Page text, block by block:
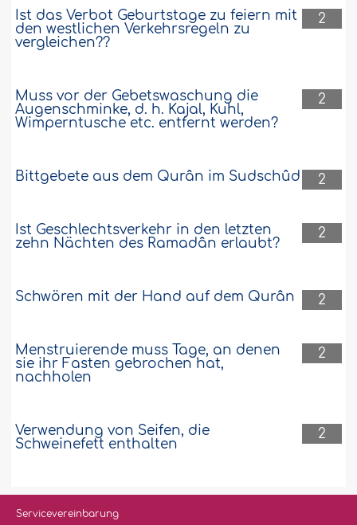
2
Ist das Verbot Geburtstage zu feiern mit
den westlichen Verkehrsregeln zu
vergleichen??
2
Muss vor der Gebetswaschung die
Augenschminke, d. h. Kajal, Kuhl,
Wimperntusche etc. entfernt werden?
2
Bittgebete aus dem Qurân im Sudschûd
2
Ist Geschlechtsverkehr in den letzten
zehn Nächten des Ramadân erlaubt?
2
Schwören mit der Hand auf dem Qurân
2
Menstruierende muss Tage, an denen
sie ihr Fasten gebrochen hat,
nachholen
2
Verwendung von Seifen, die
Schweinefett enthalten
Servicevereinbarung